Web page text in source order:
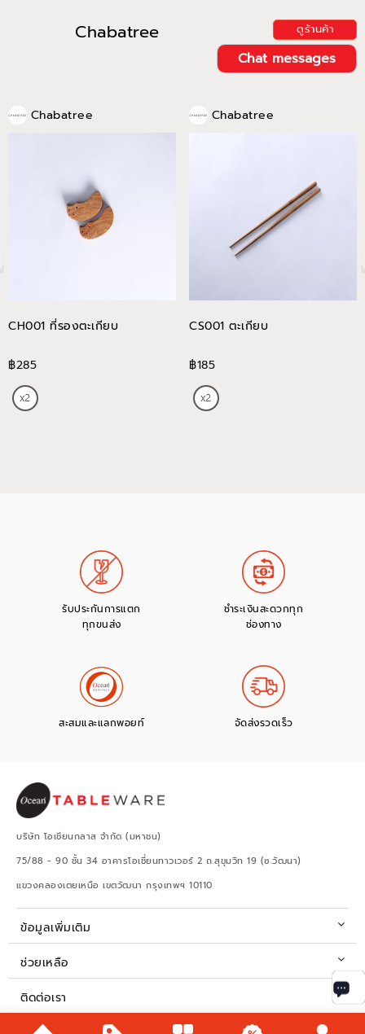
Chabatree ดูร้านค้า
Chat messages
Chabatree
CH001 ที่รองตะเกียบ
฿285
Chabatree
CS001 ตะเกียบ
฿185
รับประกันการแตก
ทุกขนส่ง
ชำระเงินสะดวกทุก
ช่องทาง
สะสมและแลกพอยท์ จัดส่งรวดเร็ว
บริษัท โอเชียนกลาส จำกัด (มหาชน)
75/88 - 90 ชั้น 34 อาคารโอเชี่ยนทาวเวอร์ 2 ถ.สุขุมวิท 19 (ซ.วัฒนา)
แขวงคลองเตยเหนือ เขตวัฒนา กรุงเทพฯ 10110
ข้อมูลเพิ่มเติม
ช่วยเหลือ
ติดต่อเรา